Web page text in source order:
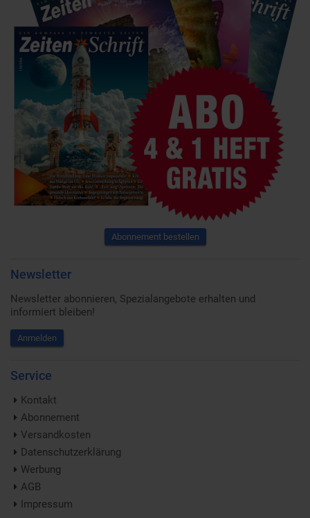
Abonnement bestellen
Newsletter
Newsletter abonnieren, Spezialangebote erhalten und
informiert bleiben!
Anmelden
Service
Kontakt
Abonnement
Versandkosten
Datenschutzerklärung
Werbung
AGB
Impressum